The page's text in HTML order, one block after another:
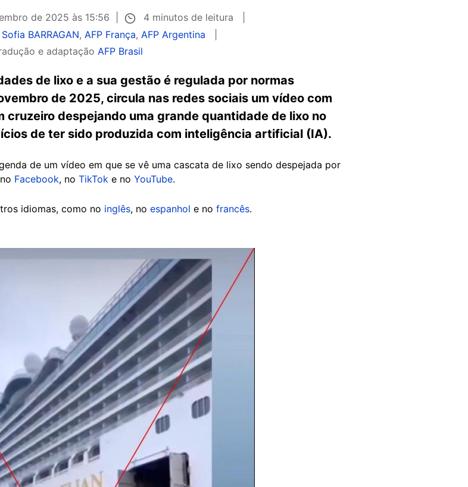
de 2025 às 15:56
4 minutos de leitura
Sofia BARRAGAN, AFP França, AFP Argentina
e adaptação AFP Brasil
de lixo e a sua gestão é regulada por normas
de 2025, circula nas redes sociais um vídeo com
cruzeiro despejando uma grande quantidade de lixo no
de ter sido produzida com inteligência artificial (IA).
de um vídeo em que se vê uma cascata de lixo sendo despejada por
Facebook, no TikTok e no YouTube.
idiomas, como no inglês, no espanhol e no francês.